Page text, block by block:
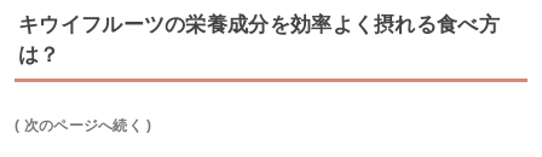
キウイフルーツの栄養成分を効率よく摂れる食べ方
は？
( 次のページへ続く )